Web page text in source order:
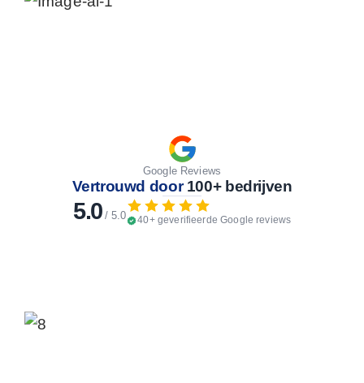
Google Reviews
Vertrouwd door100+ bedrijven
5.0 / 5.0 40+ geverifieerde Google reviews